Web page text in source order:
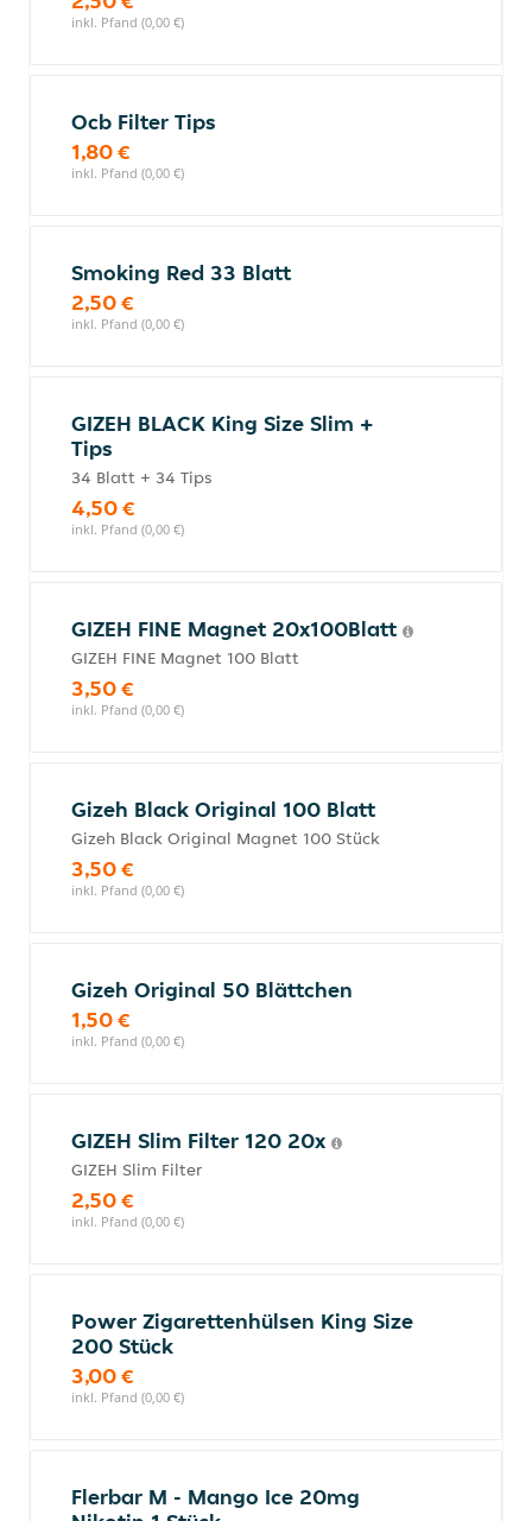
inkl. Pfand (0,00 €)
Ocb Filter Tips
1,80 €
inkl. Pfand (0,00 €)
Smoking Red 33 Blatt
2,50 €
inkl. Pfand (0,00 €)
GIZEH BLACK King Size Slim +
Tips
34 Blatt + 34 Tips
4,50 €
inkl. Pfand (0,00 €)
GIZEH FINE Magnet 20x100Blatt
GIZEH FINE Magnet 100 Blatt
3,50 €
inkl. Pfand (0,00 €)
Gizeh Black Original 100 Blatt
Gizeh Black Original Magnet 100 Stück
3,50 €
inkl. Pfand (0,00 €)
Gizeh Original 50 Blättchen
1,50 €
inkl. Pfand (0,00 €)
GIZEH Slim Filter 120 20x
GIZEH Slim Filter
2,50 €
inkl. Pfand (0,00 €)
Power Zigarettenhülsen King Size
200 Stück
3,00 €
inkl. Pfand (0,00 €)
Flerbar M - Mango Ice 20mg